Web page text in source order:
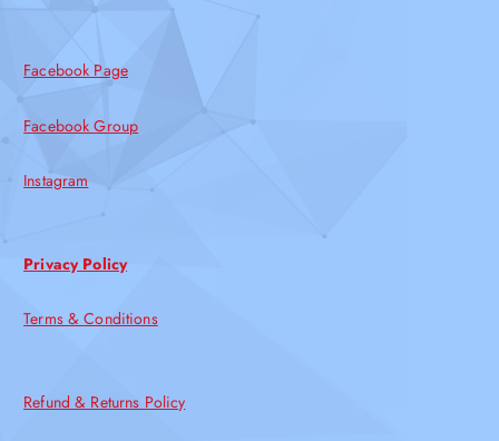
Facebook Page
Facebook Group
Instagram
Privacy Policy
Terms & Conditions
Refund & Returns Policy